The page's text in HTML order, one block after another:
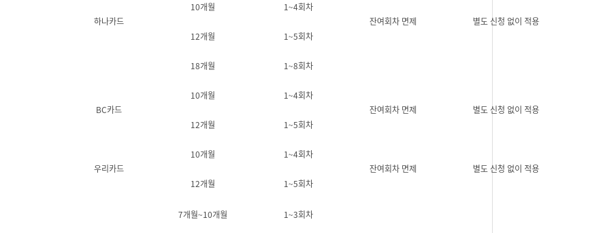
하나카드 잔여회차 면제 별도 신청 없이 적용
10개월 1~4회차
12개월 1~5회차
18개월 1~8회차
BC카드
10개월
1~4회차
잔여회차 면제
별도 신청 없이 적용
12개월
1~5회차
우리카드
10개월
1~4회차
잔여회차 면제
별도 신청 없이 적용
12개월
1~5회차
7개월~10개월 1~3회차